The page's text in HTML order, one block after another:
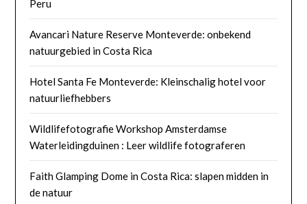
Peru
Avancari Nature Reserve Monteverde: onbekend
natuurgebied in Costa Rica
Hotel Santa Fe Monteverde: Kleinschalig hotel voor
natuurliefhebbers
Wildlifefotografie Workshop Amsterdamse
Waterleidingduinen : Leer wildlife fotograferen
Faith Glamping Dome in Costa Rica: slapen midden in
de natuur